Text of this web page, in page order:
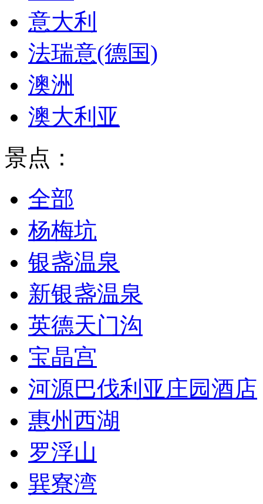
意大利
法瑞意(德国)
澳洲
澳大利亚
景点：
全部
杨梅坑
银盏温泉
新银盏温泉
英德天门沟
宝晶宫
河源巴伐利亚庄园酒店
惠州西湖
罗浮山
巽寮湾